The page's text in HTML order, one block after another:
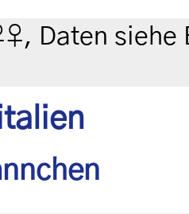
Daten siehe